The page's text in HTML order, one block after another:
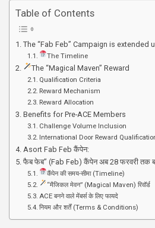
Table of Contents
The “Fab Feb” Campaign is extended
The Timeline
The “Magical Maven” Reward
Qualification Criteria
Reward Mechanism
Reward Allocation
Benefits for Pre-ACE Members
Challenge Volume Inclusion
International Door Reward
Asort Fab Feb कैंपेन:
फैब फेब” (Fab Feb) कैंपेन अब 28 फरवरी तक
कैंपेन की समय-सीमा (Timeline)
“मैजिकल मेवन” (Magical Maven) रिवॉर्ड
ACE बनने वाले मेंबर्स के लिए फायदे
नियम और शर्तें (Terms & Conditions)